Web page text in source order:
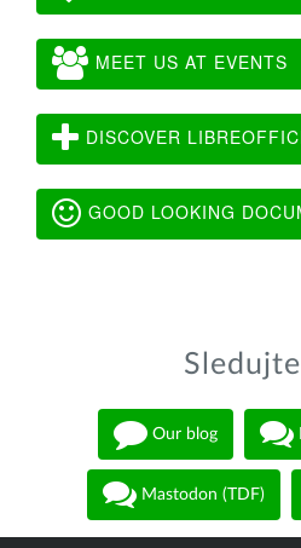
MEET US AT EVENTS
DISCOVER
GOOD LOOKING
Our blog
Mastodon (TDF)